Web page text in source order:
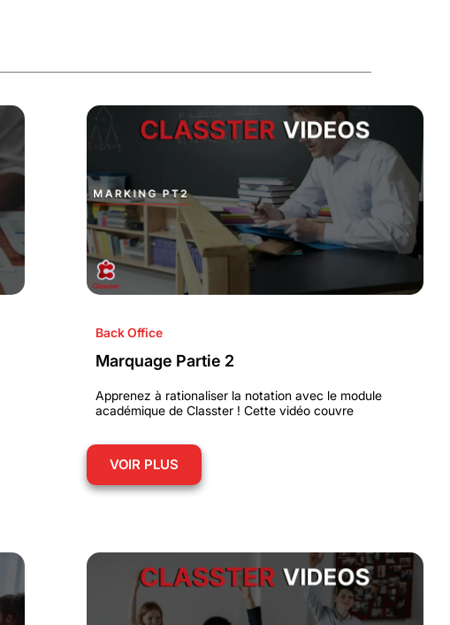
Back Office
Marquage Partie 2
Apprenez à rationaliser la notation avec le module
académique de Classter ! Cette vidéo couvre
VOIR PLUS